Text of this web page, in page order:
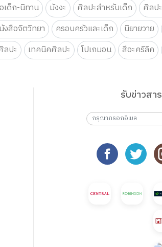
เด็ก-นิทาน มังงะ ศิลปะสำหรับเด็ก
ศิลป
งสือจิตวิทยา ครอบครัวและเด็ก นิยายวาย
ปะ เทคนิคศิลปะ โปเกมอน สีอะคริลิค
รับข่าวสา